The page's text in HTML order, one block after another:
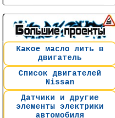
Какое масло лить в
двигатель
Список двигателей
Nissan
Датчики и другие
элементы электрики
автомобиля